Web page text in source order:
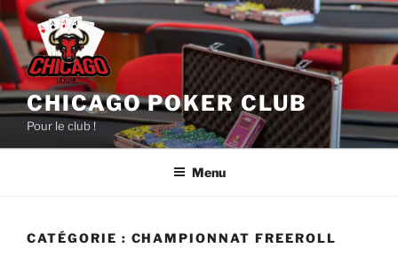
Aller
au
contenu
principal
CHICAGO POKER CLUB
Pour le club !
Menu
CATÉGORIE : CHAMPIONNAT FREEROLL